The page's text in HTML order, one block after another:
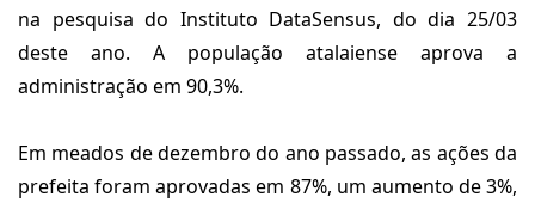
na pesquisa do Instituto DataSensus, do dia 25/03
deste ano. A população atalaiense aprova a
administração em 90,3%.
Em meados de dezembro do ano passado, as ações da
prefeita foram aprovadas em 87%, um aumento de 3%,